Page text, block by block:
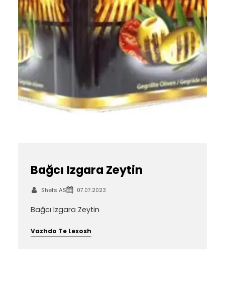
Bağcı Izgara Zeytin
Shefs AS 07.07.2023
Bağcı Izgara Zeytin
Vazhdo Te Lexosh